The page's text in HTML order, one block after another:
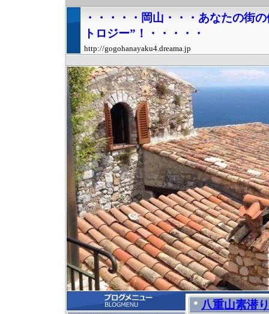
・・・・・岡山・・・あなたの街
トロジー”！・・・・・
http://gogohanayaku4.dreama.jp
八重山素潜